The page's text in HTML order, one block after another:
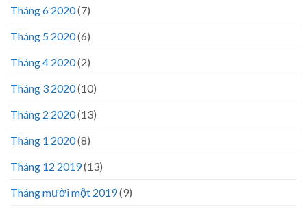
Tháng 6 2020(7)
Tháng 5 2020(6)
Tháng 4 2020(2)
Tháng 3 2020(10)
Tháng 2 2020(13)
Tháng 1 2020(8)
Tháng 12 2019(13)
Tháng mười một 2019(9)